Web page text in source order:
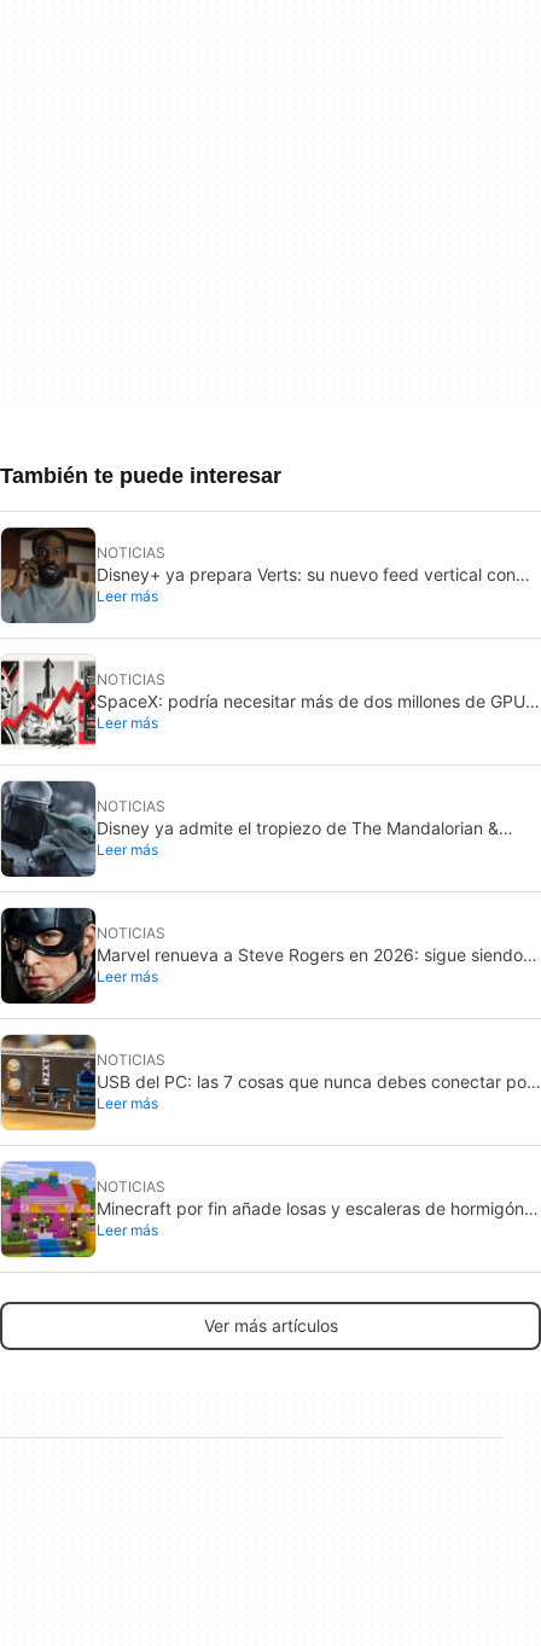
También te puede interesar
NOTICIAS
Disney+ ya prepara Verts: su nuevo feed vertical con
TikTok
Leer más
NOTICIAS
SpaceX: podría necesitar más de dos millones de GPU
Rubin de Nvidia
Leer más
NOTICIAS
Disney ya admite el tropiezo de The Mandalorian &
Grogu: no cumplió en taquilla
Leer más
NOTICIAS
Marvel renueva a Steve Rogers en 2026: sigue siendo
Capitán América
Leer más
NOTICIAS
USB del PC: las 7 cosas que nunca debes conectar por
seguridad
Leer más
NOTICIAS
Minecraft por fin añade losas y escaleras de hormigón:
ya están en pruebas
Leer más
Ver más artículos